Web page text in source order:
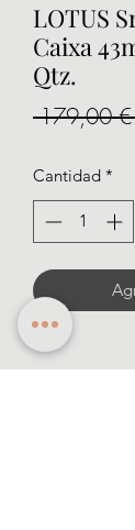
LOTUS
Caixa
Qtz.
179,00
Cantidad *